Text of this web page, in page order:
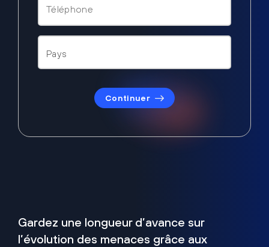
Continuer
Gardez une longueur d’avance sur
l’évolution des menaces grâce aux